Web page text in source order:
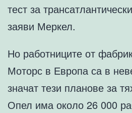
тест за
заяви Меркел.
Но работниците от
Моторс в Европа са в
значат тези планове за
Опел има около 26 000